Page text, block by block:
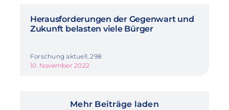
Herausforderungen der Gegenwart und
Zukunft belasten viele Bürger
Forschung aktuell, 298
10. November 2022
Mehr Beiträge laden